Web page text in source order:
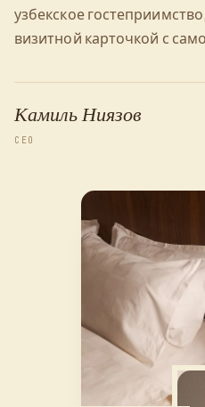
узбекское
визитной карточкой с
Камиль Ниязов
CEO